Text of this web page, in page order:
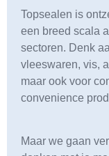
Topsealen is
een breed scala
sectoren. Denk
vleeswaren, vis,
maar ook voor
convenience
Maar we gaan